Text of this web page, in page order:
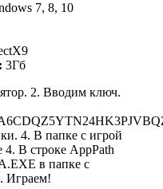
7, 8, 10
3Гб
2. Вводим ключ.
4. В папке с игрой
4. В строке AppPath
в папке с
Играем!